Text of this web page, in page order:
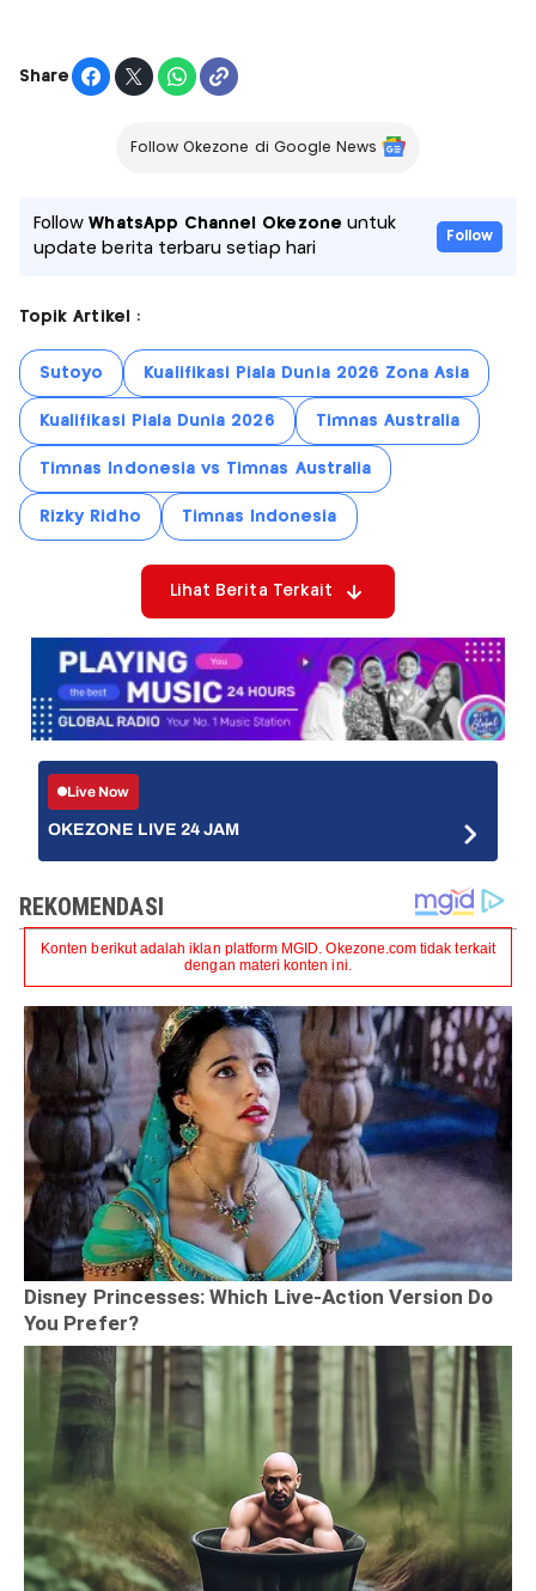
Share
Follow Okezone di Google News
FollowWhatsApp Channel Okezone untuk
update berita terbaru setiap hari
Follow
Topik Artikel :
Sutoyo Kualifikasi Piala Dunia 2026 Zona Asia
Kualifikasi Piala Dunia 2026 Timnas Australia
Timnas Indonesia vs Timnas Australia
Rizky Ridho Timnas Indonesia
Lihat Berita Terkait
Live Now
OKEZONE LIVE 24 JAM